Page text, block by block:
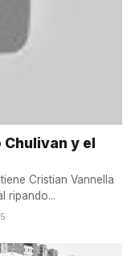
y el
Cristian Vannella
ripando...